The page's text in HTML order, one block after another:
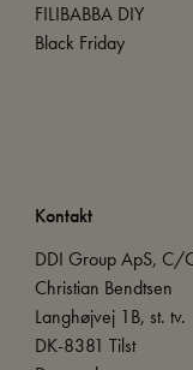
FILIBABBA DIY
Black Friday
Kontakt
DDI Group ApS, C/
Christian Bendtsen
Langhøjvej 1B, st. tv.
DK-8381 Tilst